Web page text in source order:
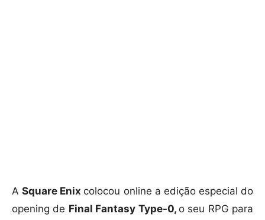
ASquare Enix colocou online a edição especial do
opening de Final Fantasy Type-0, o seu RPG para